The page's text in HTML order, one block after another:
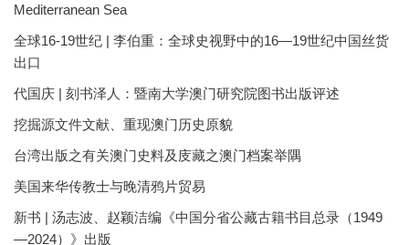
Mediterranean Sea
全球16-19世纪 | 李伯重：全球史视野中的16—19世纪中国丝货
出口
代国庆 | 刻书泽人：暨南大学澳门研究院图书出版评述
挖掘源文件文献、重现澳门历史原貌
台湾出版之有关澳门史料及庋藏之澳门档案举隅
美国来华传教士与晚清鸦片贸易
新书 | 汤志波、赵颖洁编《中国分省公藏古籍书目总录（1949
—2024）》出版